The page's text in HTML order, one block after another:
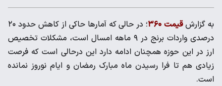
به گزارشقیمت ۳۶۰
؛ در حالی که آمارها حاکی از کاهش حدود ۲۰
درصدی واردات برنج در ۹ ماهه امسال است، مشکلات تخصیص
ارز در این حوزه همچنان ادامه دارد این درحالی است که فرصت
زیادی هم تا فرا رسیدن ماه مبارک رمضان و ایام نوروز نمانده
است.